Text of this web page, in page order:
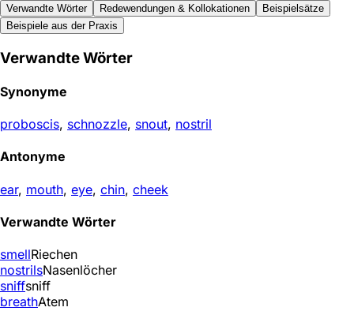
Verwandte Wörter Redewendungen & Kollokationen
Beispielsätze
Beispiele aus der Praxis
Verwandte Wörter
Synonyme
proboscis, schnozzle, snout, nostril
Antonyme
ear, mouth, eye, chin, cheek
Verwandte Wörter
smellRiechen
nostrilsNasenlöcher
sniffsniff
breathAtem